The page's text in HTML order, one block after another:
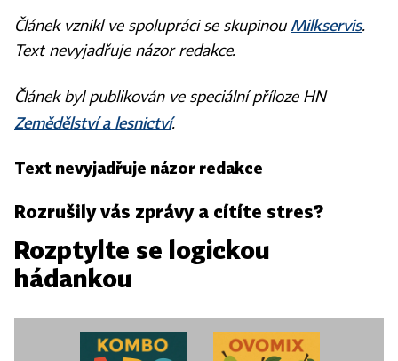
Článek vznikl ve spolupráci se skupinou Milkservis.
Text nevyjadřuje názor redakce.
Článek byl publikován ve speciální příloze HN
Zemědělství a lesnictví.
Text nevyjadřuje názor redakce
Rozrušily vás zprávy a cítíte stres?
Rozptylte se logickou
hádankou